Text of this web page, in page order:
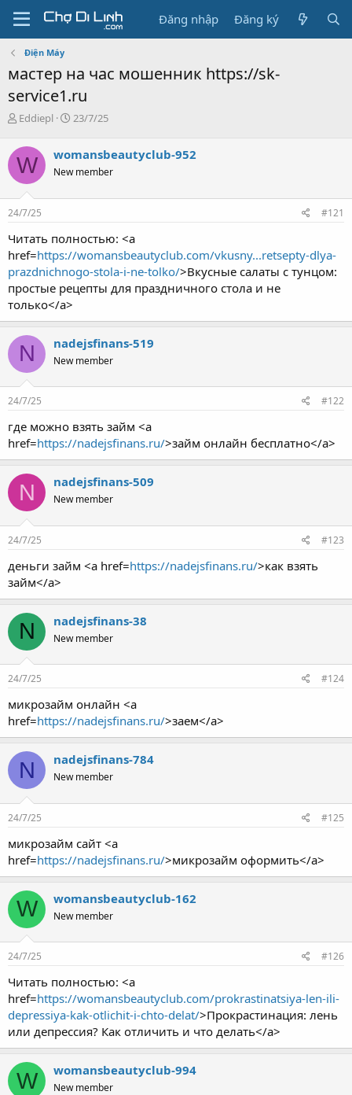
Đăng nhập Đăng ký
Điện Máy
мастер на час мошенник https://sk-
service1.ru
T
r
e
a
d
s
t
r
t
e
r
Eddiepl
N
y
g
i
23/7/25
W womansbeautyclub-952
New member
24/7/25 #121
Читать полностью: <a
href=https://womansbeautyclub.com/vkusny...retsepty-dlya-
prazdnichnogo-stola-i-ne-tolko/>Вкусные салаты с тунцом:
простые рецепты для праздничного стола и не
только</a>
N nadejsfinans-519
New member
24/7/25 #122
где можно взять займ <a
href=https://nadejsfinans.ru/>займ онлайн бесплатно</a>
N nadejsfinans-509
New member
24/7/25 #123
деньги займ <a href=https://nadejsfinans.ru/>как взять
займ</a>
N nadejsfinans-38
New member
24/7/25 #124
микрозайм онлайн <a
href=https://nadejsfinans.ru/>заем</a>
N nadejsfinans-784
New member
24/7/25 #125
микрозайм сайт <a
href=https://nadejsfinans.ru/>микрозайм оформить</a>
W womansbeautyclub-162
New member
24/7/25 #126
Читать полностью: <a
href=https://womansbeautyclub.com/prokrastinatsiya-len-ili-
depressiya-kak-otlichit-i-chto-delat/>Прокрастинация: лень
или депрессия? Как отличить и что делать</a>
W womansbeautyclub-994
New member